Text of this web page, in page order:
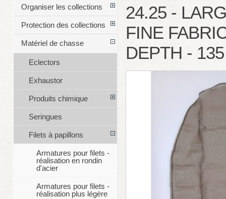
24.25 -
FINE
DEPTH -
Organiser les collections
Protection des collections
Matériel de chasse
Eclectors
Exhaustor
Produits chimique
Seringues
Filets à papillons
Armatures pour filets -
réalisation en rondin
d'acier
Armatures pour filets -
réalisation plus légère